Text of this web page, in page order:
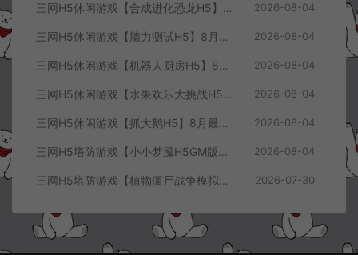
三网H5休闲游戏【合成进化恐龙H5】8月最新整理Linux手工服务端+Win一键服务端+解压即玩+简易安卓客户端+详细搭建教程 2026-08-04
三网H5休闲游戏【脑力测试H5】8月最新整理Linux手工服务端+Win一键服务端+解压即玩+简易安卓客户端+详细搭建教程 2026-08-04
三网H5休闲游戏【机器人厨房H5】8月最新整理Linux手工服务端+Win一键服务端+解压即玩+简易安卓客户端+详细搭建教程 2026-08-04
三网H5休闲游戏【水果欢乐大挑战H5】8月最新整理Linux手工服务端+Win一键服务端+解压即玩+简易安卓客户端+详细搭建教程 2026-08-04
三网H5休闲游戏【抓大鹅H5】8月最新整理Linux手工服务端+Win一键服务端+解压即玩+简易安卓客户端+详细搭建教程 2026-08-04
三网H5塔防游戏【小小梦魇H5GM版】7月最新整理Linux手工服务端+Win一键服务端+解压即玩+简易安卓客户端+详细搭建教程 2026-08-04
三网H5塔防游戏【植物僵尸战争模拟器H5】7月最新整理Linux手工服务端+Win一键服务端+解压即玩+简易安卓客户端+详细搭建教程 2026-07-30